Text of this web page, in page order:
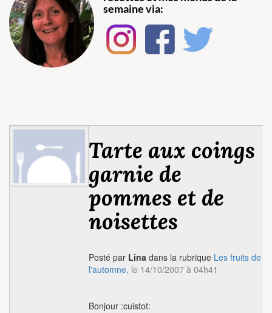
semaine via:
Tarte aux coings
garnie de
pommes et de
noisettes
Posté par Lina dans la rubrique Les fruits de
l'automne, le 14/10/2007 à 04h41
Bonjour :cuistot: